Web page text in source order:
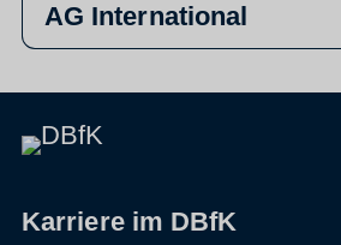
AG International
Karriere im DBfK